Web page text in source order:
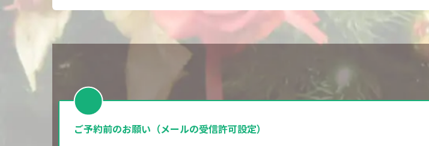
ご予約前のお願い（メールの受信許可設定）